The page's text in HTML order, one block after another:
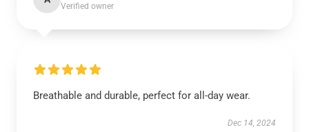
Verified owner
Breathable and durable, perfect for all-day wear.
Dec 14, 2024